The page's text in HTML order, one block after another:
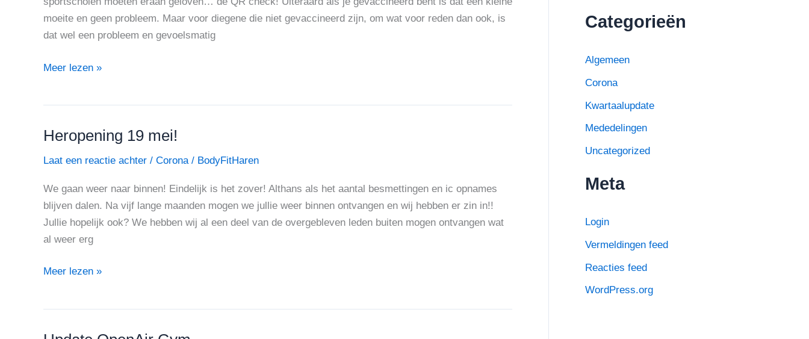
moeite en geen probleem. Maar voor diegene die niet gevaccineerd zijn, om wat voor reden dan ook, is
dat wel een probleem en gevoelsmatig
Meer lezen »
Heropening 19 mei!
Laat een reactie achter / Corona/ BodyFitHaren
We gaan weer naar binnen! Eindelijk is het zover! Althans als het aantal besmettingen en ic opnames
blijven dalen. Na vijf lange maanden mogen we jullie weer binnen ontvangen en wij hebben er zin in!!
Jullie hopelijk ook? We hebben wij al een deel van de overgebleven leden buiten mogen ontvangen wat
al weer erg
Heropening
mei!
Meer lezen »
Categorieën
Algemeen
Corona
Kwartaalupdate
Mededelingen
Uncategorized
Meta
Login
Vermeldingen feed
Reacties feed
WordPress.org